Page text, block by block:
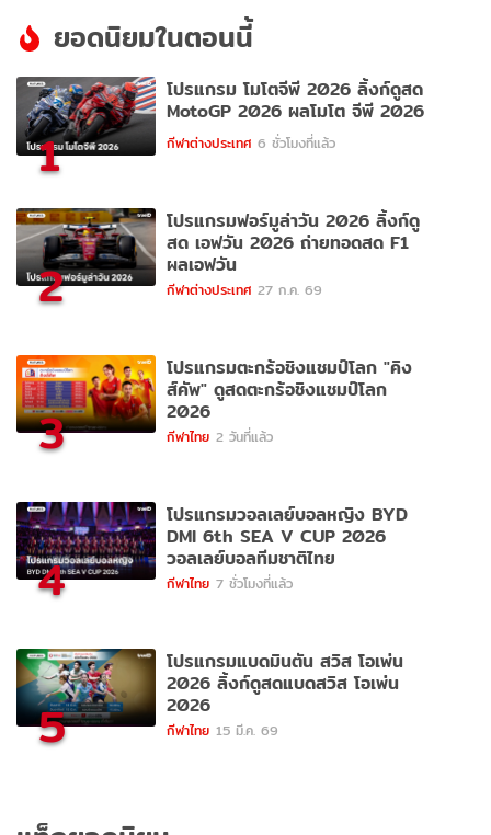
ยอดนิยมในตอนนี้
1
โปรแกรม โมโตจีพี 2026 ลิ้งก์ดูสด
MotoGP 2026 ผลโมโต จีพี 2026
กีฬาต่างประเทศ 6 ชั่วโมงที่แล้ว
2
โปรแกรมฟอร์มูล่าวัน 2026 ลิ้งก์ดู
สด เอฟวัน 2026 ถ่ายทอดสด F1
ผลเอฟวัน
กีฬาต่างประเทศ 27 ก.ค. 69
3
โปรแกรมตะกร้อชิงแชมป์โลก "คิง
ส์คัพ" ดูสดตะกร้อชิงแชมป์โลก
2026
กีฬาไทย 2 วันที่แล้ว
4
โปรแกรมวอลเลย์บอลหญิง BYD
DMI 6th SEA V CUP 2026
วอลเลย์บอลทีมชาติไทย
กีฬาไทย 7 ชั่วโมงที่แล้ว
5
โปรแกรมแบดมินตัน สวิส โอเพ่น
2026 ลิ้งก์ดูสดแบดสวิส โอเพ่น
2026
กีฬาไทย 15 มี.ค. 69